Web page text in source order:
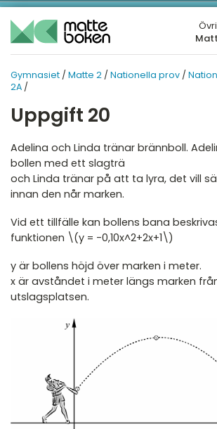
Gymnasiet / Matte 2 / Nationella prov /
2A /
Uppgift 20
Adelina och Linda tränar brännboll.
bollen med ett slagträ
och Linda tränar på att ta lyra, det vill
innan den når marken.
Vid ett tillfälle kan bollens bana
funktionen \(y = -0,10x^2+2x+1\)
y är bollens höjd över marken i meter.
x är avståndet i meter längs marken
utslagsplatsen.
GYMNASIET
2
och grafer
och geometri
2A
2B
2C
2B
2A
exempel
MATTE
KUL